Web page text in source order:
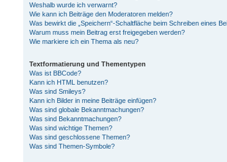
Weshalb wurde ich verwarnt?
Wie kann ich Beiträge den Moderatoren melden?
Was bewirkt die „Speichern“-Schaltfläche beim Schreiben eines
Warum muss mein Beitrag erst freigegeben werden?
Wie markiere ich ein Thema als neu?
Textformatierung und Thementypen
Was ist BBCode?
Kann ich HTML benutzen?
Was sind Smileys?
Kann ich Bilder in meine Beiträge einfügen?
Was sind globale Bekanntmachungen?
Was sind Bekanntmachungen?
Was sind wichtige Themen?
Was sind geschlossene Themen?
Was sind Themen-Symbole?